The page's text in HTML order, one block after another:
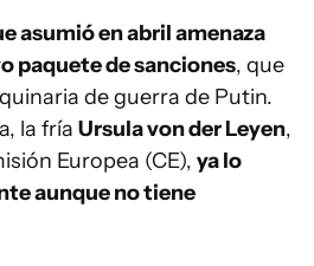
asumió en abril amenaza
paquete de sanciones, que
de guerra de Putin.
la fría Ursula von der Leyen,
Europea (CE), ya lo
aunque no tiene